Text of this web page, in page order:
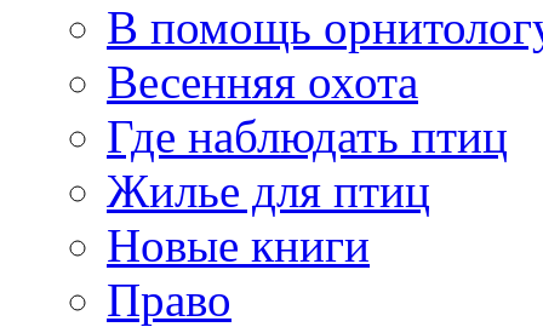
В помощь
Весенняя охота
Где наблюдать птиц
Жилье для птиц
Новые книги
Право